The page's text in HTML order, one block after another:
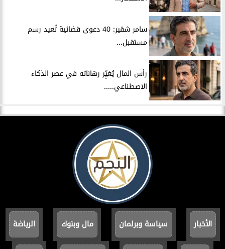
سامر شقير: 40 دعوى قضائية تُعيد رسم
مستقبل...
رأس المال يُغيِّر رهاناته في عصر الذكاء
الاصطناعي.....
الأخبار سياسة وبرلمان مال وبنوك الرياضة